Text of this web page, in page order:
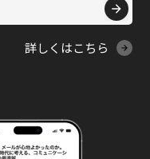
詳しくはこちら